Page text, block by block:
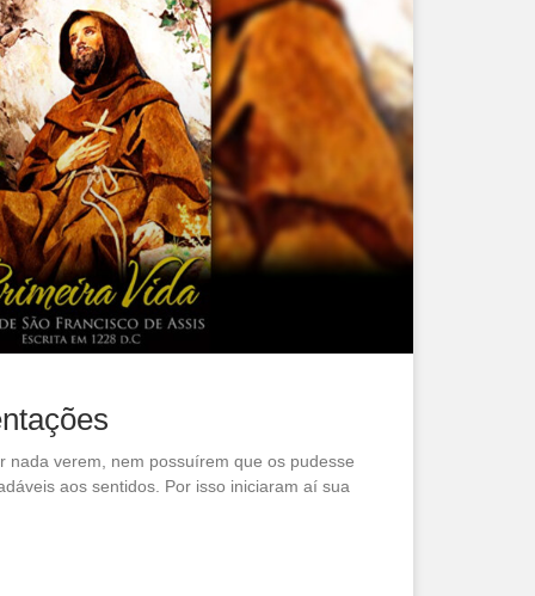
nada verem, nem possuírem que os pudesse
aos sentidos. Por isso iniciaram aí sua